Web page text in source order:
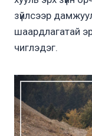
зүйлсээр
шаардлагатай
чиглэдэг.